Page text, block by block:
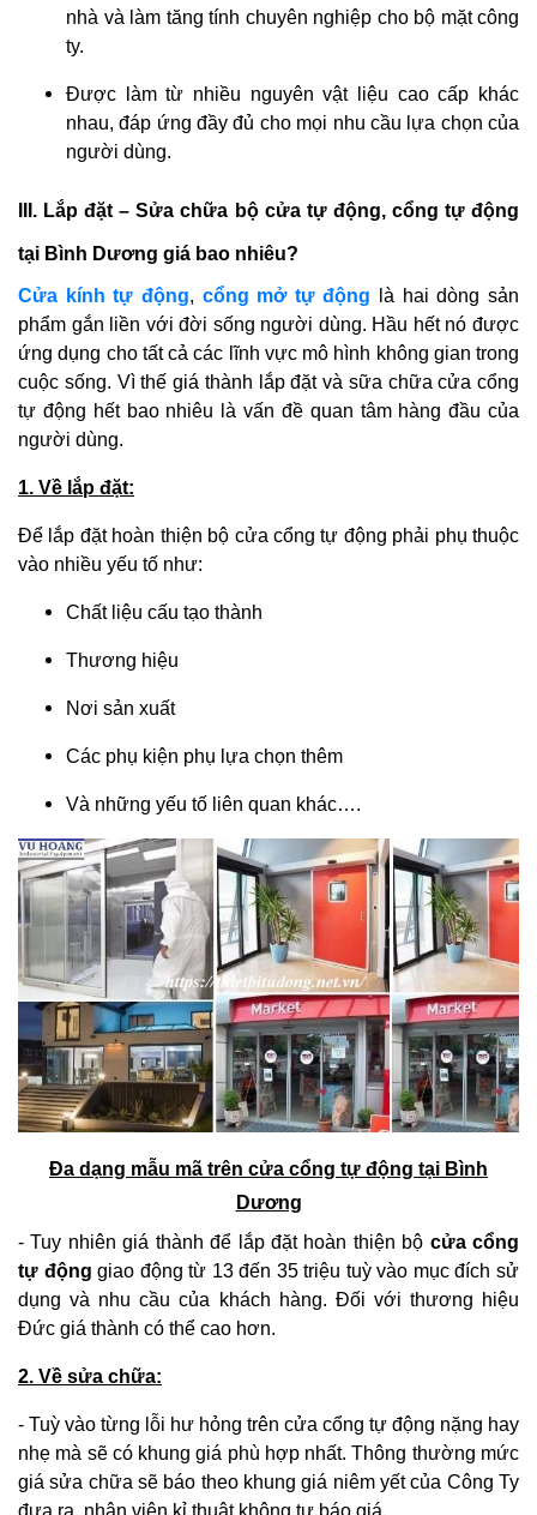
nhà và làm tăng tính chuyên nghiệp cho bộ mặt công
ty.
Được làm từ nhiều nguyên vật liệu cao cấp khác
nhau, đáp ứng đầy đủ cho mọi nhu cầu lựa chọn của
người dùng.
III. Lắp đặt – Sửa chữa bộ cửa tự động, cổng tự động
tại Bình Dương giá bao nhiêu?
Cửa kính tự động, cổng mở tự động là hai dòng sản
phẩm gắn liền với đời sống người dùng. Hầu hết nó được
ứng dụng cho tất cả các lĩnh vực mô hình không gian trong
cuộc sống. Vì thế giá thành lắp đặt và sữa chữa cửa cổng
tự động hết bao nhiêu là vấn đề quan tâm hàng đầu của
người dùng.
1. Về lắp đặt:
Để lắp đặt hoàn thiện bộ cửa cổng tự động phải phụ thuộc
vào nhiều yếu tố như:
Chất liệu cấu tạo thành
Thương hiệu
Nơi sản xuất
Các phụ kiện phụ lựa chọn thêm
Và những yếu tố liên quan khác….
Đa dạng mẫu mã trên cửa cổng tự động tại Bình
Dương
- Tuy nhiên giá thành để lắp đặt hoàn thiện bộ cửa cổng
tự động giao động từ 13 đến 35 triệu tuỳ vào mục đích sử
dụng và nhu cầu của khách hàng. Đối với thương hiệu
Đức giá thành có thể cao hơn.
2. Về sửa chữa:
- Tuỳ vào từng lỗi hư hỏng trên cửa cổng tự động nặng hay
nhẹ mà sẽ có khung giá phù hợp nhất. Thông thường mức
giá sửa chữa sẽ báo theo khung giá niêm yết của Công Ty
đưa ra, nhân viên kỉ thuật không tự báo giá.